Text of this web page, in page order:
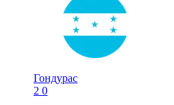
Гондурас
2 0